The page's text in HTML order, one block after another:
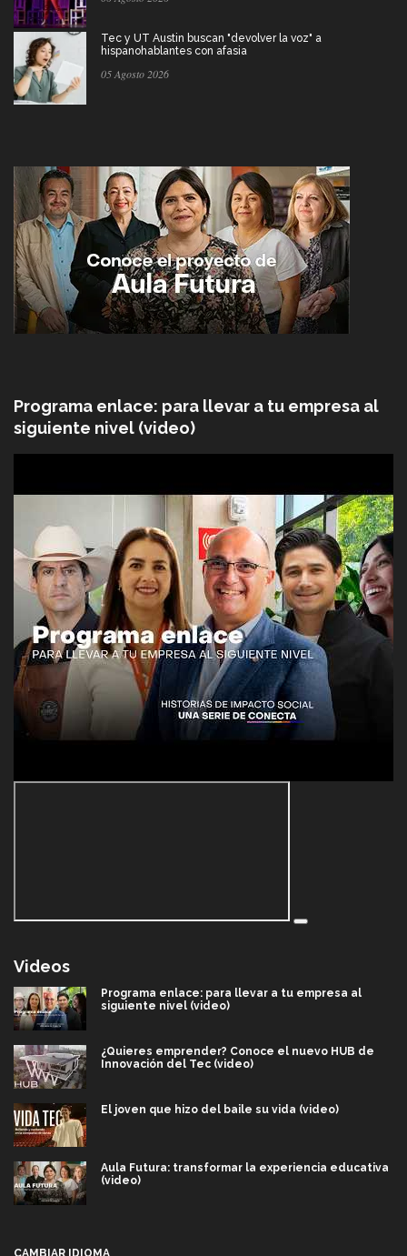
Tec y UT Austin buscan "devolver la voz" a
hispanohablantes con afasia
05 Agosto 2026
Programa enlace: para llevar a tu empresa al
siguiente nivel (video)
Videos
Programa enlace: para llevar a tu empresa al
siguiente nivel (video)
¿Quieres emprender? Conoce el nuevo HUB de
Innovación del Tec (video)
El joven que hizo del baile su vida (video)
Aula Futura: transformar la experiencia educativa
(video)